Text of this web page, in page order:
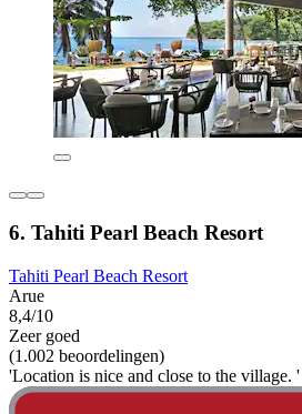
6. Tahiti Pearl Beach Resort
Tahiti Pearl Beach Resort
Arue
8,4/10
Zeer goed
(1.002 beoordelingen)
'Location is nice and close to the village. '